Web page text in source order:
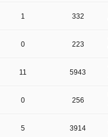
1 332
0 223
11 5943
0 256
5 3914